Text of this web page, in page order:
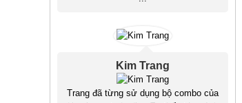
Kim Trang
Trang đã từng sử dụng bộ combo của